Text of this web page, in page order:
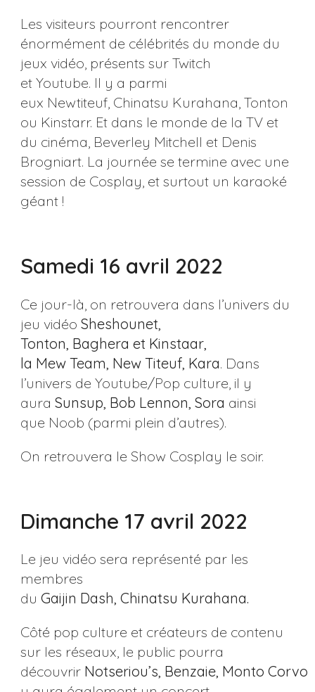
Les visiteurs pourront rencontrer
énormément de célébrités du monde du
jeux vidéo, présents sur Twitch
et Youtube. Il y a parmi
eux Newtiteuf, Chinatsu Kurahana, Tonton
ou Kinstarr. Et dans le monde de la TV et
du cinéma, Beverley Mitchell et Denis
Brogniart. La journée se termine avec une
session de Cosplay, et surtout un karaoké
géant !
Samedi 16 avril 2022
Ce jour-là, on retrouvera dans l’univers du
jeu vidéo Sheshounet,
Tonton, Baghera et Kinstaar,
la Mew Team, New Titeuf, Kara. Dans
l’univers de Youtube/Pop culture, il y
aura Sunsup, Bob Lennon, Sora ainsi
que Noob (parmi plein d’autres).
On retrouvera le Show Cosplay le soir.
Dimanche 17 avril 2022
Le jeu vidéo sera représenté par les
membres
du Gaijin Dash, Chinatsu Kurahana.
Côté pop culture et créateurs de contenu
sur les réseaux, le public pourra
découvrirNotseriou’s, Benzaie, Monto